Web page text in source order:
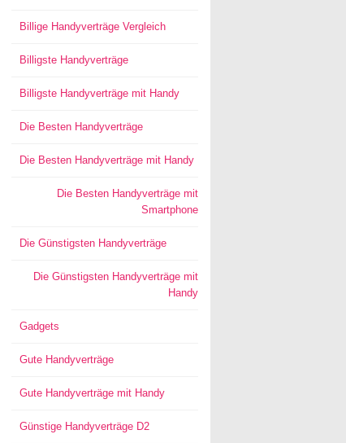
Billige Handyverträge Vergleich
Billigste Handyverträge
Billigste Handyverträge mit Handy
Die Besten Handyverträge
Die Besten Handyverträge mit Handy
Die Besten Handyverträge mit
Smartphone
Die Günstigsten Handyverträge
Die Günstigsten Handyverträge mit
Handy
Gadgets
Gute Handyverträge
Gute Handyverträge mit Handy
Günstige Handyverträge D2